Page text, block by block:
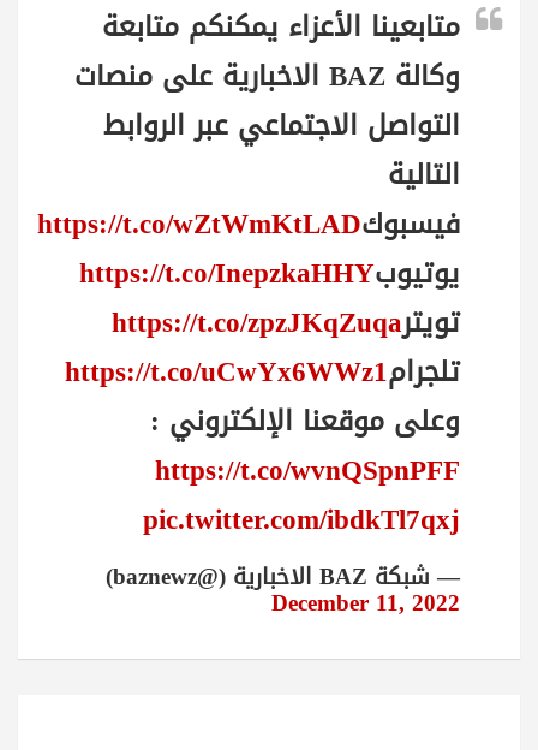
متابعينا الأعزاء يمكنكم متابعة
وكالة BAZ الاخبارية على منصات
التواصل الاجتماعي عبر الروابط
التالية
فيسبوكhttps://t.co/wZtWmKtLAD
يوتيوبhttps://t.co/InepzkaHHY
تويترhttps://t.co/zpzJKqZuqa
تلجرامhttps://t.co/uCwYx6WWz1
وعلى موقعنا الإلكتروني :
https://t.co/wvnQSpnPFF
pic.twitter.com/ibdkTl7qxj
— شبكة BAZ الاخبارية (@baznewz)
December 11, 2022